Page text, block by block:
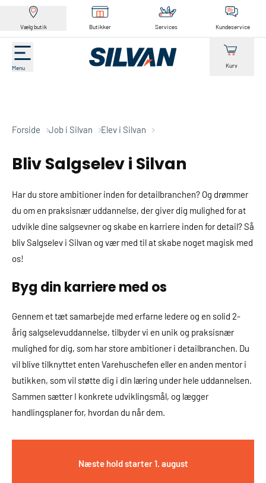
Vælg butik Butikker Services Kundeservice
Menu Kurv
Forside Job i Silvan Elev i Silvan
Bliv Salgselev i Silvan
Har du store ambitioner inden for detailbranchen? Og drømmer
du om en praksisnær uddannelse, der giver dig mulighed for at
udvikle dine salgsevner og skabe en karriere inden for detail? Så
bliv Salgselev i Silvan og vær med til at skabe noget magisk med
os!
Byg din karriere med os
Gennem et tæt samarbejde med erfarne ledere og en solid 2-
årig salgselevuddannelse, tilbyder vi en unik og praksisnær
mulighed for dig, som har store ambitioner i detailbranchen. Du
vil blive tilknyttet enten Varehuschefen eller en anden mentor i
butikken, som vil støtte dig i din læring under hele uddannelsen.
Sammen sætter I konkrete udviklingsmål, og lægger
handlingsplaner for, hvordan du når dem.
Næste hold starter 1. august